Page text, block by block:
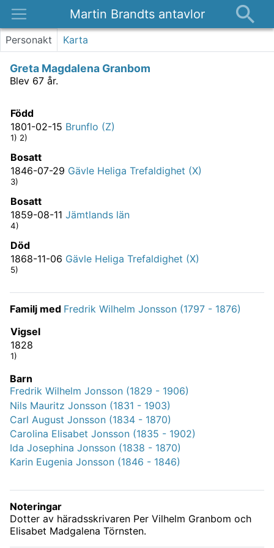
Martin Brandts antavlor
Platser
Om
Personakt Karta
Greta Magdalena Granbom
Blev 67 år.
Född
1801-02-15 Brunflo (Z)
1) 2)
Bosatt
1846-07-29 Gävle Heliga Trefaldighet (X)
3)
Bosatt
1859-08-11 Jämtlands län
4)
Död
1868-11-06 Gävle Heliga Trefaldighet (X)
5)
Familj med Fredrik Wilhelm Jonsson (1797 - 1876)
Vigsel
1828
1)
Barn
Fredrik Wilhelm Jonsson (1829 - 1906)
Nils Mauritz Jonsson (1831 - 1903)
Carl August Jonsson (1834 - 1870)
Carolina Elisabet Jonsson (1835 - 1902)
Ida Josephina Jonsson (1838 - 1870)
Karin Eugenia Jonsson (1846 - 1846)
Noteringar
Dotter av häradsskrivaren Per Vilhelm Granbom och
Elisabet Madgalena Törnsten.